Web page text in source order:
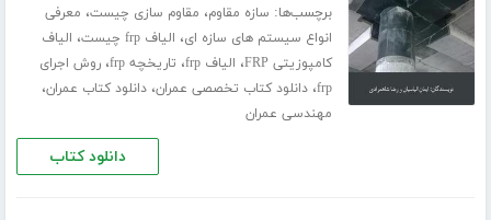
برچسب‌ها: سازه مقاوم، مقاوم سازی چیست، معرفی
انواع سیستم های سازه ای، الیاف frp چیست ، الیاف
کامپوزیتی FRP
، الیاف frp ، تاریخچه frp ،روش اجرای
frp،دانلود کتاب تخصصی عمران،دانلود کتاب عمران،
مهندسی عمران
دانلود کتاب